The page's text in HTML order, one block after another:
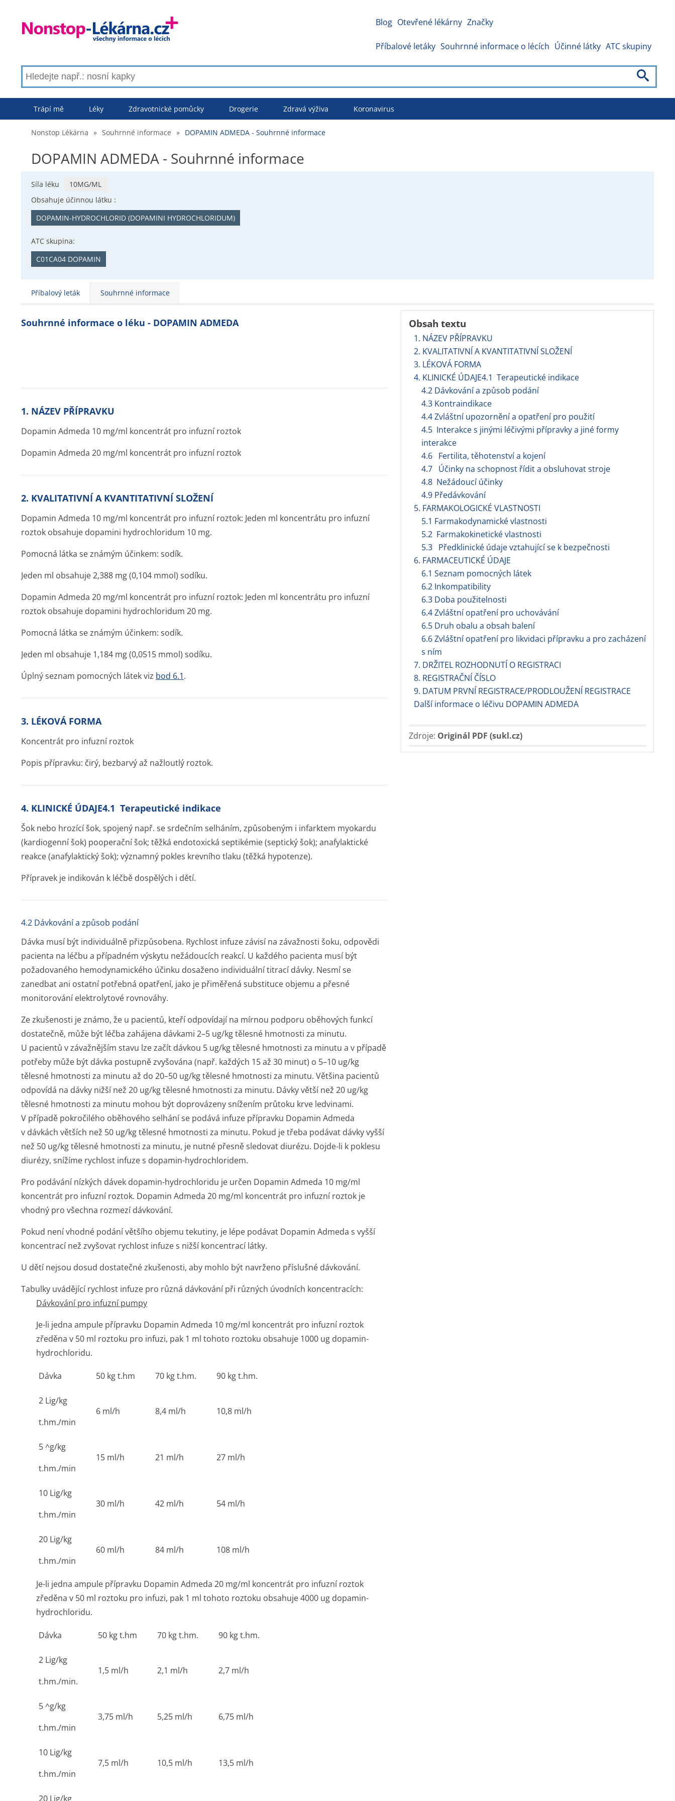
Blog Otevřené lékárny Značky
Příbalové letáky Souhrnné informace o lécích Účinné látky ATC skupiny
Trápí mě Léky Zdravotnické pomůcky Drogerie Zdravá výživa Koronavirus
Nonstop Lékárna » Souhrnné informace » DOPAMIN ADMEDA - Souhrnné informace
DOPAMIN ADMEDA - Souhrnné informace
Síla léku
10MG/ML
Obsahuje účinnou látku :
DOPAMIN-HYDROCHLORID (DOPAMINI HYDROCHLORIDUM)
ATC skupina:
C01CA04 DOPAMIN
Příbalový leták Souhrnné informace
Obsah textu
1. NÁZEV PŘÍPRAVKU
2. KVALITATIVNÍ A KVANTITATIVNÍ SLOŽENÍ
3. LÉKOVÁ FORMA
4. KLINICKÉ ÚDAJE4.1 Terapeutické indikace
4.2 Dávkování a způsob podání
4.3 Kontraindikace
4.4 Zvláštní upozornění a opatření pro použití
4.5 Interakce s jinými léčivými přípravky a jiné formy
interakce
4.6 Fertilita, těhotenství a kojení
4.7 Účinky na schopnost řídit a obsluhovat stroje
4.8 Nežádoucí účinky
4.9 Předávkování
5. FARMAKOLOGICKÉ VLASTNOSTI
5.1 Farmakodynamické vlastnosti
5.2 Farmakokinetické vlastnosti
5.3 Předklinické údaje vztahující se k bezpečnosti
6. FARMACEUTICKÉ ÚDAJE
6.1 Seznam pomocných látek
6.2 Inkompatibility
6.3 Doba použitelnosti
6.4 Zvláštní opatření pro uchovávání
6.5 Druh obalu a obsah balení
6.6 Zvláštní opatření pro likvidaci přípravku a pro zacházení
s ním
7. DRŽITEL ROZHODNUTÍ O REGISTRACI
8. REGISTRAČNÍ ČÍSLO
9. DATUM PRVNÍ REGISTRACE/PRODLOUŽENÍ REGISTRACE
Další informace o léčivu DOPAMIN ADMEDA
Zdroje: Originál PDF (sukl.cz)
Souhrnné informace o léku - DOPAMIN ADMEDA
1. NÁZEV PŘÍPRAVKU
Dopamin Admeda 10 mg/ml koncentrát pro infuzní roztok
Dopamin Admeda 20 mg/ml koncentrát pro infuzní roztok
2. KVALITATIVNÍ A KVANTITATIVNÍ SLOŽENÍ
Dopamin Admeda 10 mg/ml koncentrát pro infuzní roztok: Jeden ml koncentrátu pro infuzní
roztok obsahuje dopamini hydrochloridum 10 mg.
Pomocná látka se známým účinkem: sodík.
Jeden ml obsahuje 2,388 mg (0,104 mmol) sodíku.
Dopamin Admeda 20 mg/ml koncentrát pro infuzní roztok: Jeden ml koncentrátu pro infuzní
roztok obsahuje dopamini hydrochloridum 20 mg.
Pomocná látka se známým účinkem: sodík.
Jeden ml obsahuje 1,184 mg (0,0515 mmol) sodíku.
Úplný seznam pomocných látek viz bod 6.1.
3. LÉKOVÁ FORMA
Koncentrát pro infuzní roztok
Popis přípravku: čirý, bezbarvý až nažloutlý roztok.
4. KLINICKÉ ÚDAJE4.1 Terapeutické indikace
Šok nebo hrozící šok, spojený např. se srdečním selháním, způsobeným i infarktem myokardu
(kardiogenní šok) pooperační šok; těžká endotoxická septikémie (septický šok); anafylaktické
reakce (anafylaktický šok); významný pokles krevního tlaku (těžká hypotenze).
Přípravek je indikován k léčbě dospělých i dětí.
4.2 Dávkování a způsob podání
Dávka musí být individuálně přizpůsobena. Rychlost infuze závisí na závažnosti šoku, odpovědi
pacienta na léčbu a případném výskytu nežádoucích reakcí. U každého pacienta musí být
požadovaného hemodynamického účinku dosaženo individuální titrací dávky. Nesmí se
zanedbat ani ostatní potřebná opatření, jako je přiměřená substituce objemu a přesné
monitorování elektrolytové rovnováhy.
Ze zkušenosti je známo, že u pacientů, kteří odpovídají na mírnou podporu oběhových funkcí
dostatečně, může být léčba zahájena dávkami 2–5 ug/kg tělesné hmotnosti za minutu.
U pacientů v závažnějším stavu lze začít dávkou 5 ug/kg tělesné hmotnosti za minutu a v případě
potřeby může být dávka postupně zvyšována (např. každých 15 až 30 minut) o 5–10 ug/kg
tělesné hmotnosti za minutu až do 20–50 ug/kg tělesné hmotnosti za minutu. Většina pacientů
odpovídá na dávky nižší než 20 ug/kg tělesné hmotnosti za minutu. Dávky větší než 20 ug/kg
tělesné hmotnosti za minutu mohou být doprovázeny snížením průtoku krve ledvinami.
V případě pokročilého oběhového selhání se podává infuze přípravku Dopamin Admeda
v dávkách větších než 50 ug/kg tělesné hmotnosti za minutu. Pokud je třeba podávat dávky vyšší
než 50 ug/kg tělesné hmotnosti za minutu, je nutné přesně sledovat diurézu. Dojde-li k poklesu
diurézy, snížíme rychlost infuze s dopamin-hydrochloridem.
Pro podávání nízkých dávek dopamin-hydrochloridu je určen Dopamin Admeda 10 mg/ml
koncentrát pro infuzní roztok. Dopamin Admeda 20 mg/ml koncentrát pro infuzní roztok je
vhodný pro všechna rozmezí dávkování.
Pokud není vhodné podání většího objemu tekutiny, je lépe podávat Dopamin Admeda s vyšší
koncentrací než zvyšovat rychlost infuze s nižší koncentrací látky.
U dětí nejsou dosud dostatečné zkušenosti, aby mohlo být navrženo příslušné dávkování.
Tabulky uvádějící rychlost infuze pro různá dávkování při různých úvodních koncentracích:
Dávkování pro infuzní pumpy
Je-li jedna ampule přípravku Dopamin Admeda 10 mg/ml koncentrát pro infuzní roztok
zředěna v 50 ml roztoku pro infuzi, pak 1 ml tohoto roztoku obsahuje 1000 ug dopamin-
hydrochloridu.
Dávka 50 kg t.hm 70 kg t.hm. 90 kg t.hm.
2 Lig/kg
t.hm./min
6 ml/h 8,4 ml/h 10,8 ml/h
5 ^g/kg
t.hm./min
15 ml/h 21 ml/h 27 ml/h
10 Lig/kg
t.hm./min
30 ml/h 42 ml/h 54 ml/h
20 Lig/kg
t.hm./min
60 ml/h 84 ml/h 108 ml/h
Je-li jedna ampule přípravku Dopamin Admeda 20 mg/ml koncentrát pro infuzní roztok
zředěna v 50 ml roztoku pro infuzi, pak 1 ml tohoto roztoku obsahuje 4000 ug dopamin-
hydrochloridu.
Dávka 50 kg t.hm 70 kg t.hm. 90 kg t.hm.
2 Lig/kg
t.hm./min.
1,5 ml/h 2,1 ml/h 2,7 ml/h
5 ^g/kg
t.hm./min
3,75 ml/h 5,25 ml/h 6,75 ml/h
10 Lig/kg
t.hm./min
7,5 ml/h 10,5 ml/h 13,5 ml/h
20 Lig/kg